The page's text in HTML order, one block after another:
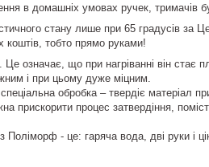
в домашніх умовах ручек, тримачів
стану лише при 65 градусів за
коштів, тобто прямо руками!
означає, що при нагріванні він стає
і при цьому дуже міцним.
обробка – твердіє матеріал
прискорити процес затвердіння,
Поліморф - це: гаряча вода, дві руки і